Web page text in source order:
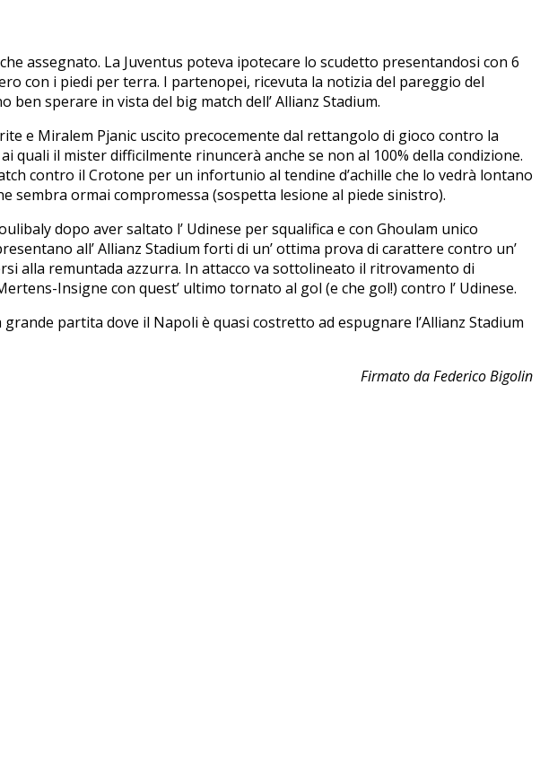
assegnato. La Juventus poteva ipotecare lo scudetto presentandosi con 6
con i piedi per terra. I partenopei, ricevuta la notizia del pareggio del
sperare in vista del big match dell’ Allianz Stadium.
e Miralem Pjanic uscito precocemente dal rettangolo di gioco contro la
il mister difficilmente rinuncerà anche se non al 100% della condizione.
contro il Crotone per un infortunio al tendine d’achille che lo vedrà lontano
sembra ormai compromessa (sospetta lesione al piede sinistro).
dopo aver saltato l’ Udinese per squalifica e con Ghoulam unico
all’ Allianz Stadium forti di un’ ottima prova di carattere contro un’
alla remuntada azzurra. In attacco va sottolineato il ritrovamento di
Insigne con quest’ ultimo tornato al gol (e che gol!) contro l’ Udinese.
partita dove il Napoli è quasi costretto ad espugnare l’Allianz Stadium
Firmato da Federico Bigolin